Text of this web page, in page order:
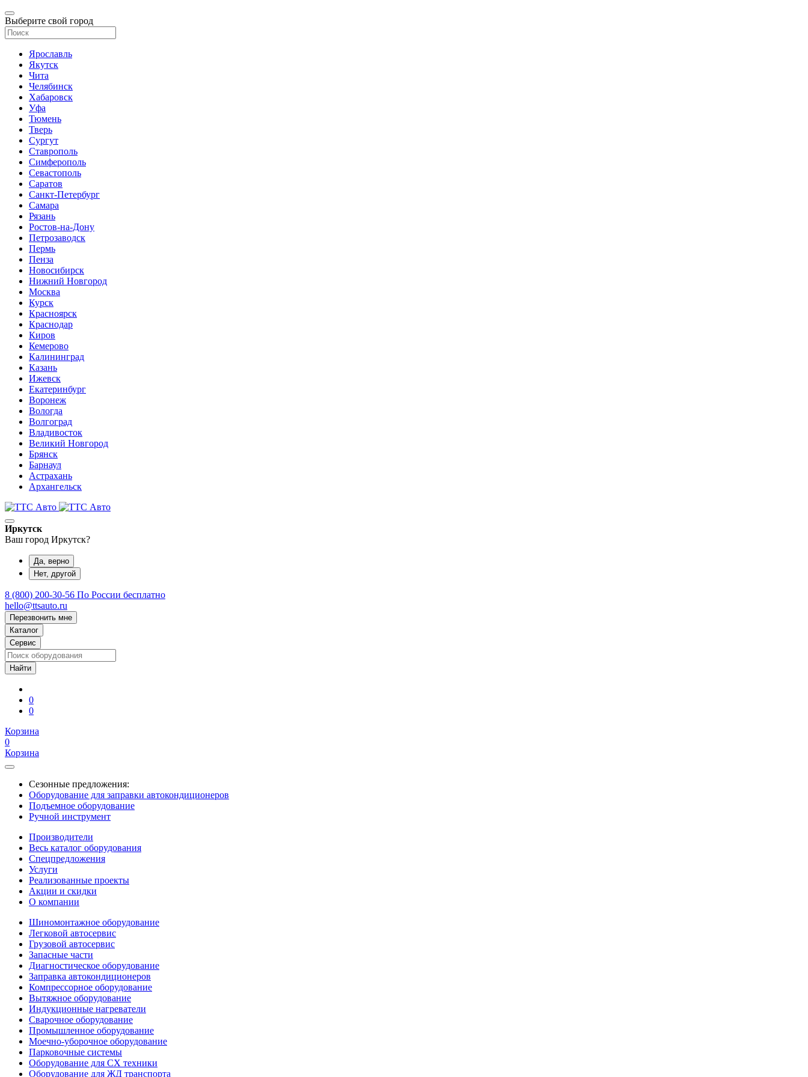
Выберите свой город
Ярославль
Якутск
Чита
Челябинск
Хабаровск
Уфа
Тюмень
Тверь
Сургут
Ставрополь
Симферополь
Севастополь
Саратов
Санкт-Петербург
Самара
Рязань
Ростов-на-Дону
Петрозаводск
Пермь
Пенза
Новосибирск
Нижний Новгород
Москва
Курск
Красноярск
Краснодар
Киров
Кемерово
Калининград
Казань
Ижевск
Екатеринбург
Воронеж
Вологда
Волгоград
Владивосток
Великий Новгород
Брянск
Барнаул
Астрахань
Архангельск
Иркутск
Ваш город Иркутск?
Да, верно
Нет, другой
8 (800) 200-30-56 По России бесплатно
hello@ttsauto.ru
Перезвонить мне
Каталог
Сервис
0
0
Корзина
0
Корзина
Сезонные предложения:
Оборудование для заправки автокондиционеров
Подъемное оборудование
Ручной инструмент
Производители
Весь каталог оборудования
Спецпредложения
Услуги
Реализованные проекты
Акции и скидки
О компании
Шиномонтажное оборудование
Легковой автосервис
Грузовой автосервис
Запасные части
Диагностическое оборудование
Заправка автокондиционеров
Компрессорное оборудование
Вытяжное оборудование
Индукционные нагреватели
Сварочное оборудование
Промышленное оборудование
Моечно-уборочное оборудование
Парковочные системы
Оборудование для СХ техники
Оборудование для ЖД транспорта